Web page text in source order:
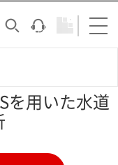
を用いた水道